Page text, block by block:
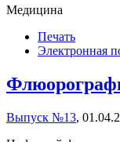
Медицина
Печать
Электронная
Выпуск №13,